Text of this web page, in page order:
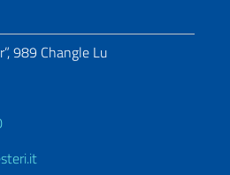
989 Changle Lu